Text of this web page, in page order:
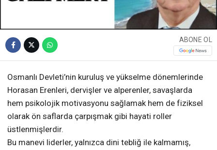
ABONE OL
Osmanlı Devleti’nin kuruluş ve yükselme dönemlerinde
Horasan Erenleri, dervişler ve alperenler, savaşlarda
hem psikolojik motivasyonu sağlamak hem de fiziksel
olarak ön saflarda çarpışmak gibi hayati roller
üstlenmişlerdir.
Bu manevi liderler, yalnızca dini tebliğ ile kalmamış,